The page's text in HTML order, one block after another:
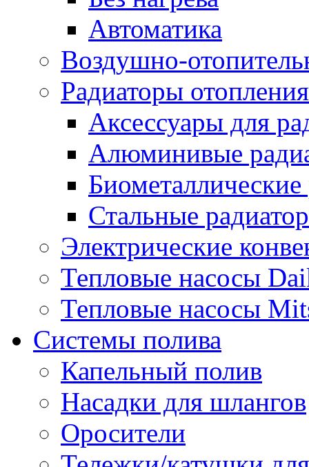
Автоматика
Воздушно-
Радиаторы отопления
Аксессуары для
Алюминивые
Стальные
Электрические
Тепловые насосы
Тепловые насосы
Системы полива
Капельный полив
Насадки для шлангов
Оросители